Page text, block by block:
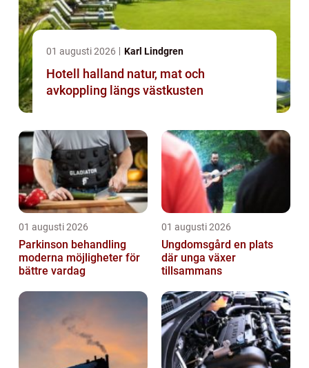
01 augusti 2026 Karl Lindgren
Hotell halland natur, mat och
avkoppling längs västkusten
01 augusti 2026
Parkinson behandling
moderna möjligheter för
bättre vardag
01 augusti 2026
Ungdomsgård en plats
där unga växer
tillsammans